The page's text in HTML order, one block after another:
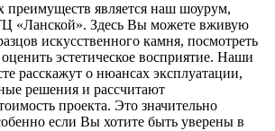
является наш шоурум,
«Ланской». Здесь Вы можете вживую
искусственного камня, посмотреть
эстетическое восприятие. Наши
расскажут о нюансах эксплуатации,
решения и рассчитают
проекта. Это значительно
если Вы хотите быть уверены в